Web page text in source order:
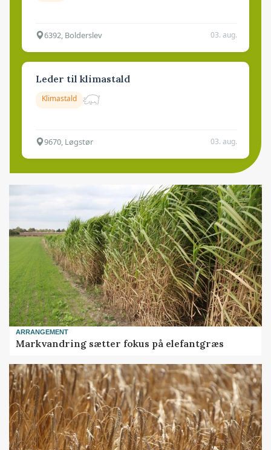
6392, Bolderslev 03. aug.
Leder til klimastald
Klimastald
9670, Løgstør 03. aug.
ARRANGEMENT
Markvandring sætter fokus på elefantgræs